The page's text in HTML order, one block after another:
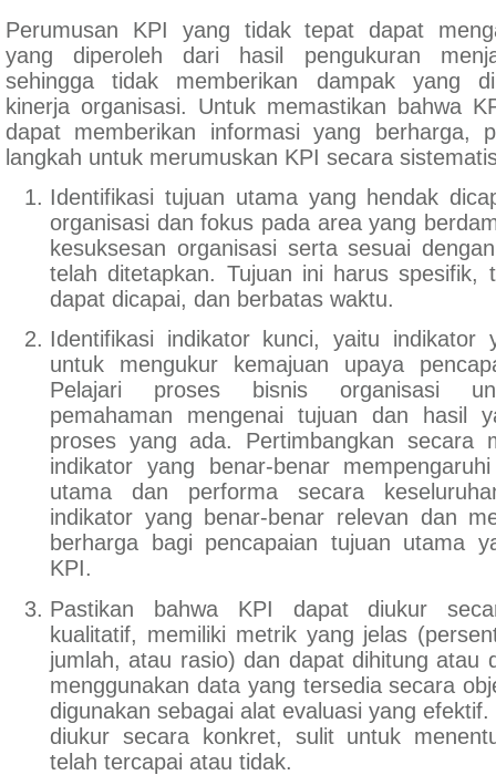
Perumusan KPI yang tidak tepat dapat
yang diperoleh dari hasil pengukuran
sehingga tidak memberikan dampak yang
kinerja organisasi. Untuk memastikan bahwa
dapat memberikan informasi yang berharga,
langkah untuk merumuskan KPI secara
Identifikasi tujuan utama yang hendak
organisasi dan fokus pada area yang
kesuksesan organisasi serta sesuai
telah ditetapkan. Tujuan ini harus spesifik,
dapat dicapai, dan berbatas waktu.
Identifikasi indikator kunci, yaitu indikator
untuk mengukur kemajuan upaya
Pelajari proses bisnis organisasi
pemahaman mengenai tujuan dan hasil
proses yang ada. Pertimbangkan secara
indikator yang benar-benar
utama dan performa secara
indikator yang benar-benar relevan dan
berharga bagi pencapaian tujuan utama
KPI.
Pastikan bahwa KPI dapat diukur
kualitatif, memiliki metrik yang jelas
jumlah, atau rasio) dan dapat dihitung atau
menggunakan data yang tersedia secara
digunakan sebagai alat evaluasi yang
diukur secara konkret, sulit untuk
telah tercapai atau tidak.